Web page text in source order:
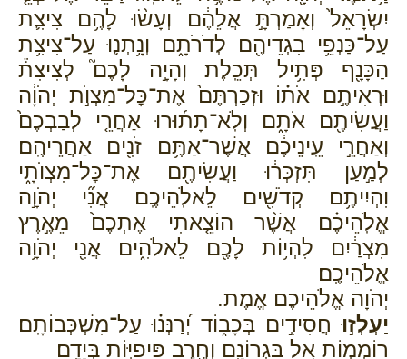
יִשְׂרָאֵל֙ וְאָמַרְתָּ֣ אֲלֵהֶ֔ם וְעָשׂ֨וּ לָהֶ֥ם צִיצִ֛ת
עַל־כַּנְפֵ֥י בִגְדֵיהֶ֖ם לְדֹרֹתָ֑ם וְנָ֥תְנ֛וּ עַל־צִיצִ֥ת
הַכָּנָ֖ף פְּתִ֥יל תְּכֵֽלֶת׃ וְהָיָ֣ה לָכֶם֮ לְצִיצִת֒
וּרְאִיתֶ֣ם אֹת֗וֹ וּזְכַרְתֶּם֙ אֶת־כׇּל־מִצְוֺ֣ת יְהֹוָ֔ה
וַעֲשִׂיתֶ֖ם אֹתָ֑ם וְלֹֽא־תָת֜וּרוּ אַחֲרֵ֤י לְבַבְכֶם֙
וְאַחֲרֵ֣י עֵֽינֵיכֶ֔ם אֲשֶׁר־אַתֶּ֥ם זֹנִ֖ים אַחֲרֵיהֶֽם׃
לְמַ֣עַן תִּזְכְּר֔וּ וַעֲשִׂיתֶ֖ם אֶת־כׇּל־מִצְוֺתָ֑י
וִהְיִיתֶ֥ם קְדֹשִׁ֖ים לֵאלֹֽהֵיכֶֽם׃ אֲנִ֞י יְהֹוָ֣ה
אֱלֹֽהֵיכֶ֗ם אֲשֶׁ֨ר הוֹצֵ֤אתִי אֶתְכֶם֙ מֵאֶ֣רֶץ
מִצְרַ֔יִם לִהְי֥וֹת לָכֶ֖ם לֵאלֹהִ֑ים אֲנִ֖י יְהֹוָ֥ה
אֱלֹהֵיכֶֽם׃
יְהֹוָה אֱלֹהֵיכֶם אֱמֶת.
יַעְלְז֣וּחֲסִידִ֣ים בְּכָב֑וֹד יְ֝רַנְּנ֗וּ עַל־מִשְׁכְּבוֹתָֽם׃
רוֹמְמ֣וֹת אֵ֭ל בִּגְרוֹנָ֑ם וְחֶ֖רֶב פִּיפִיּ֣וֹת בְּיָדָֽם׃